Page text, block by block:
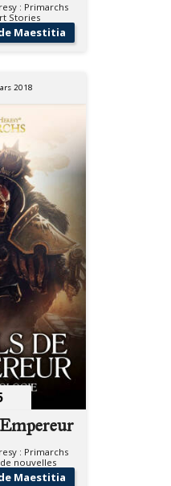
: Primarchs
Stories
Maestitia
2018
: Primarchs
nouvelles
Maestitia